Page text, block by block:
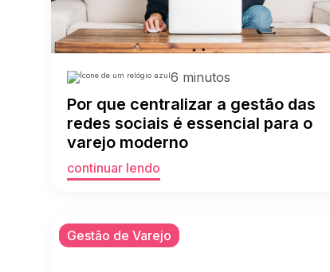
6 minutos
Por que centralizar a gestão das
redes sociais é essencial para o
varejo moderno
continuar lendo
Gestão de Varejo